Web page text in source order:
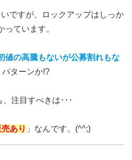
ですが、ロックアップはしっか
っています。
値の高騰もないが公募割れもな
パターンか!?
、注目すべきは･･･
あり 」なんです。(^^;)